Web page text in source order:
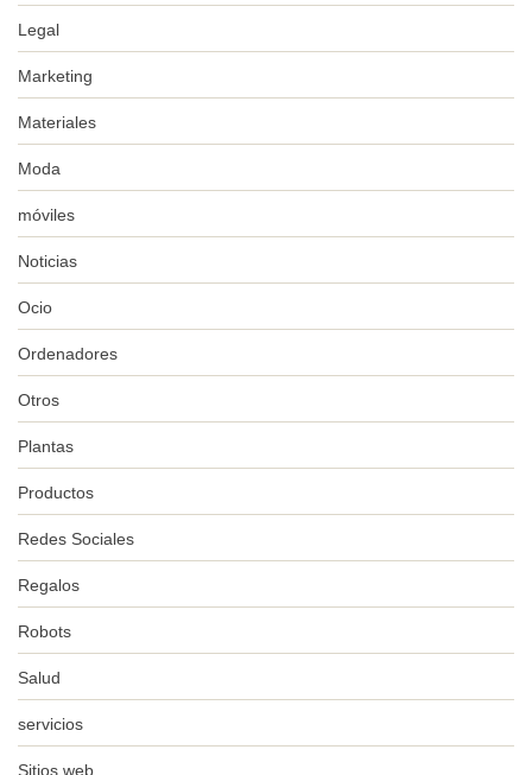
Legal
Marketing
Materiales
Moda
móviles
Noticias
Ocio
Ordenadores
Otros
Plantas
Productos
Redes Sociales
Regalos
Robots
Salud
servicios
Sitios web